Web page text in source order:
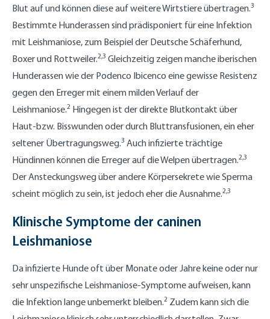
Blut auf und können diese auf weitere Wirtstiere übertragen.3
Bestimmte Hunderassen sind prädisponiert für eine Infektion
mit Leishmaniose, zum Beispiel der Deutsche Schäferhund,
Boxer und Rottweiler.2,3 Gleichzeitig zeigen manche iberischen
Hunderassen wie der Podenco Ibicenco eine gewisse Resistenz
gegen den Erreger mit einem milden Verlauf der
Leishmaniose.2 Hingegen ist der direkte Blutkontakt über
Haut-bzw. Bisswunden oder durch Bluttransfusionen, ein eher
seltener Übertragungsweg.3 Auch infizierte trächtige
Hündinnen können die Erreger auf die Welpen übertragen.2,3
Der Ansteckungsweg über andere Körpersekrete wie Sperma
scheint möglich zu sein, ist jedoch eher die Ausnahme.2,3
Klinische Symptome der caninen
Leishmaniose
Da infizierte Hunde oft über Monate oder Jahre keine oder nur
sehr unspezifische Leishmaniose-Symptome aufweisen, kann
die Infektion lange unbemerkt bleiben.2 Zudem kann sich die